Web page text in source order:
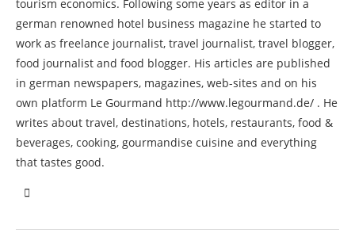
tourism economics. Following some years as editor in a
german renowned hotel business magazine he started to
work as freelance journalist, travel journalist, travel blogger,
food journalist and food blogger. His articles are published
in german newspapers, magazines, web-sites and on his
own platform Le Gourmand http://www.legourmand.de/ . He
writes about travel, destinations, hotels, restaurants, food &
beverages, cooking, gourmandise cuisine and everything
that tastes good.